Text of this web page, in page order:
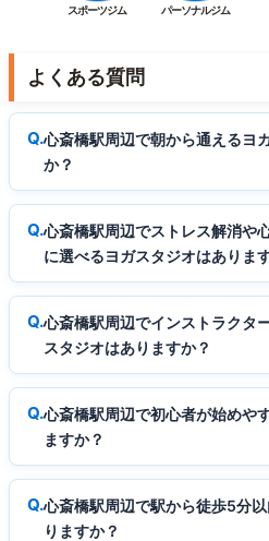
スポーツジム パーソナルジム
よくある質問
心斎橋駅周辺で朝から通えるヨ
か？
心斎橋駅周辺でストレス解消や
に選べるヨガスタジオはありま
心斎橋駅周辺でインストラクタ
スタジオはありますか？
心斎橋駅周辺で初心者が始めや
ますか？
心斎橋駅周辺で駅から徒歩5分
りますか？